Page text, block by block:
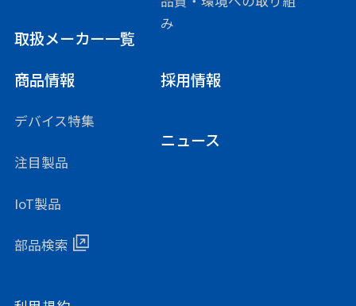
取扱メーカー一覧
み
商品情報
デバイス特集
注目製品
IoT製品
部品検索
採用情報
ニュース